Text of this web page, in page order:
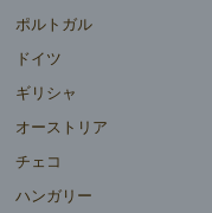
ポルトガル
ドイツ
ギリシャ
オーストリア
チェコ
ハンガリー